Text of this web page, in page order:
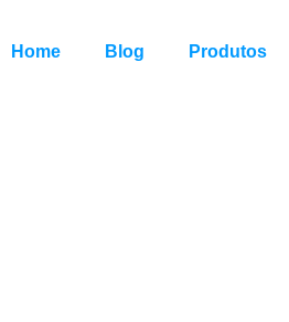
Home Blog Produtos